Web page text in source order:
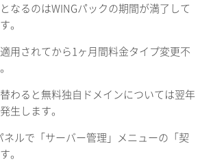
なるのはWINGパックの期間が満了して
。
用されてから1ヶ月間料金タイプ変更不
わると無料独自ドメインについては翌年
生します。
ルで「サーバー管理」メニューの「契
。